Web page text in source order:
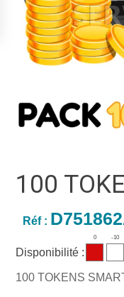
100
Réf :
Disponibilité :
0 -10
100 TOKENS